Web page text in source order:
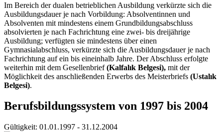
Im Bereich der dualen betrieblichen Ausbildung verkürzte sich die
Ausbildungsdauer je nach Vorbildung: Absolventinnen und
Absolventen mit mindestens einem Grundbildungsabschluss
absolvierten je nach Fachrichtung eine zwei- bis dreijährige
Ausbildung; verfügten sie mindestens über einen
Gymnasialabschluss, verkürzte sich die Ausbildungsdauer je nach
Fachrichtung auf ein bis eineinhalb Jahre. Der Abschluss erfolgte
weiterhin mit dem Gesellenbrief(Kalfalık Belgesi), mit der
Möglichkeit des anschließenden Erwerbs des Meisterbriefs (Ustalık
Belgesi).
Berufsbildungssystem von 1997 bis 2004
Gültigkeit: 01.01.1997 - 31.12.2004